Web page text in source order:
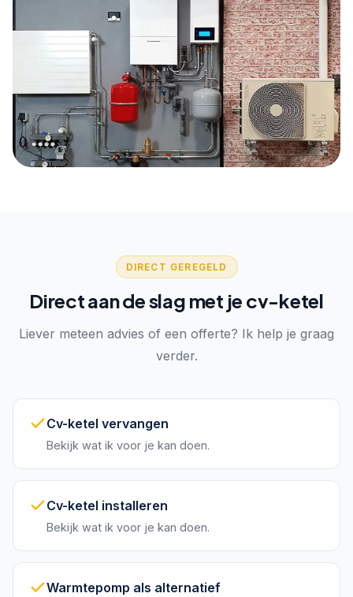
DIRECT GEREGELD
Direct aan de slag met je cv-ketel
Liever meteen advies of een offerte? Ik help je graag
verder.
Cv-ketel vervangen
Bekijk wat ik voor je kan doen.
Cv-ketel installeren
Bekijk wat ik voor je kan doen.
Warmtepomp als alternatief